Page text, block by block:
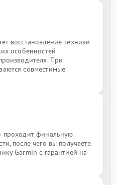
восстановление техники
особенностей
При
совместимые
проходит финальную
после чего вы получаете
Garmin с гарантией на